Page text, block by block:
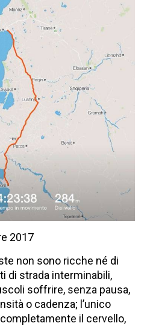
2017
non sono ricche né di
di strada interminabili,
soffrire, senza pausa,
o cadenza; l’unico
il cervello,